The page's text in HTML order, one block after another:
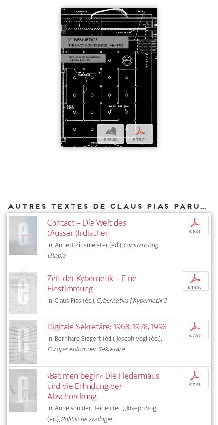
b
€ 75,00
p
€ 75,00
Autres textes de Claus Pias parus chez DIAPHANES
Contact – Die Welt des
(Ausser-)Irdischen
In: Annett Zinsmeister (éd.),Constructing
Utopia
p
€ 9,95
Zeit der Kybernetik – Eine
Einstimmung
In: Claus Pias (éd.),Cybernetics | Kybernetik 2
p
€ 14,95
Digitale Sekretäre: 1968, 1978, 1998
In: Bernhard Siegert (éd.), Joseph Vogl (éd.),
Europa: Kultur der Sekretäre
p
€ 7,95
›Bat men begin‹. Die Fledermaus
und die Erfindung der
Abschreckung
In: Anne von der Heiden (éd.), Joseph Vogl
(éd.),Politische Zoologie
p
€ 7,95